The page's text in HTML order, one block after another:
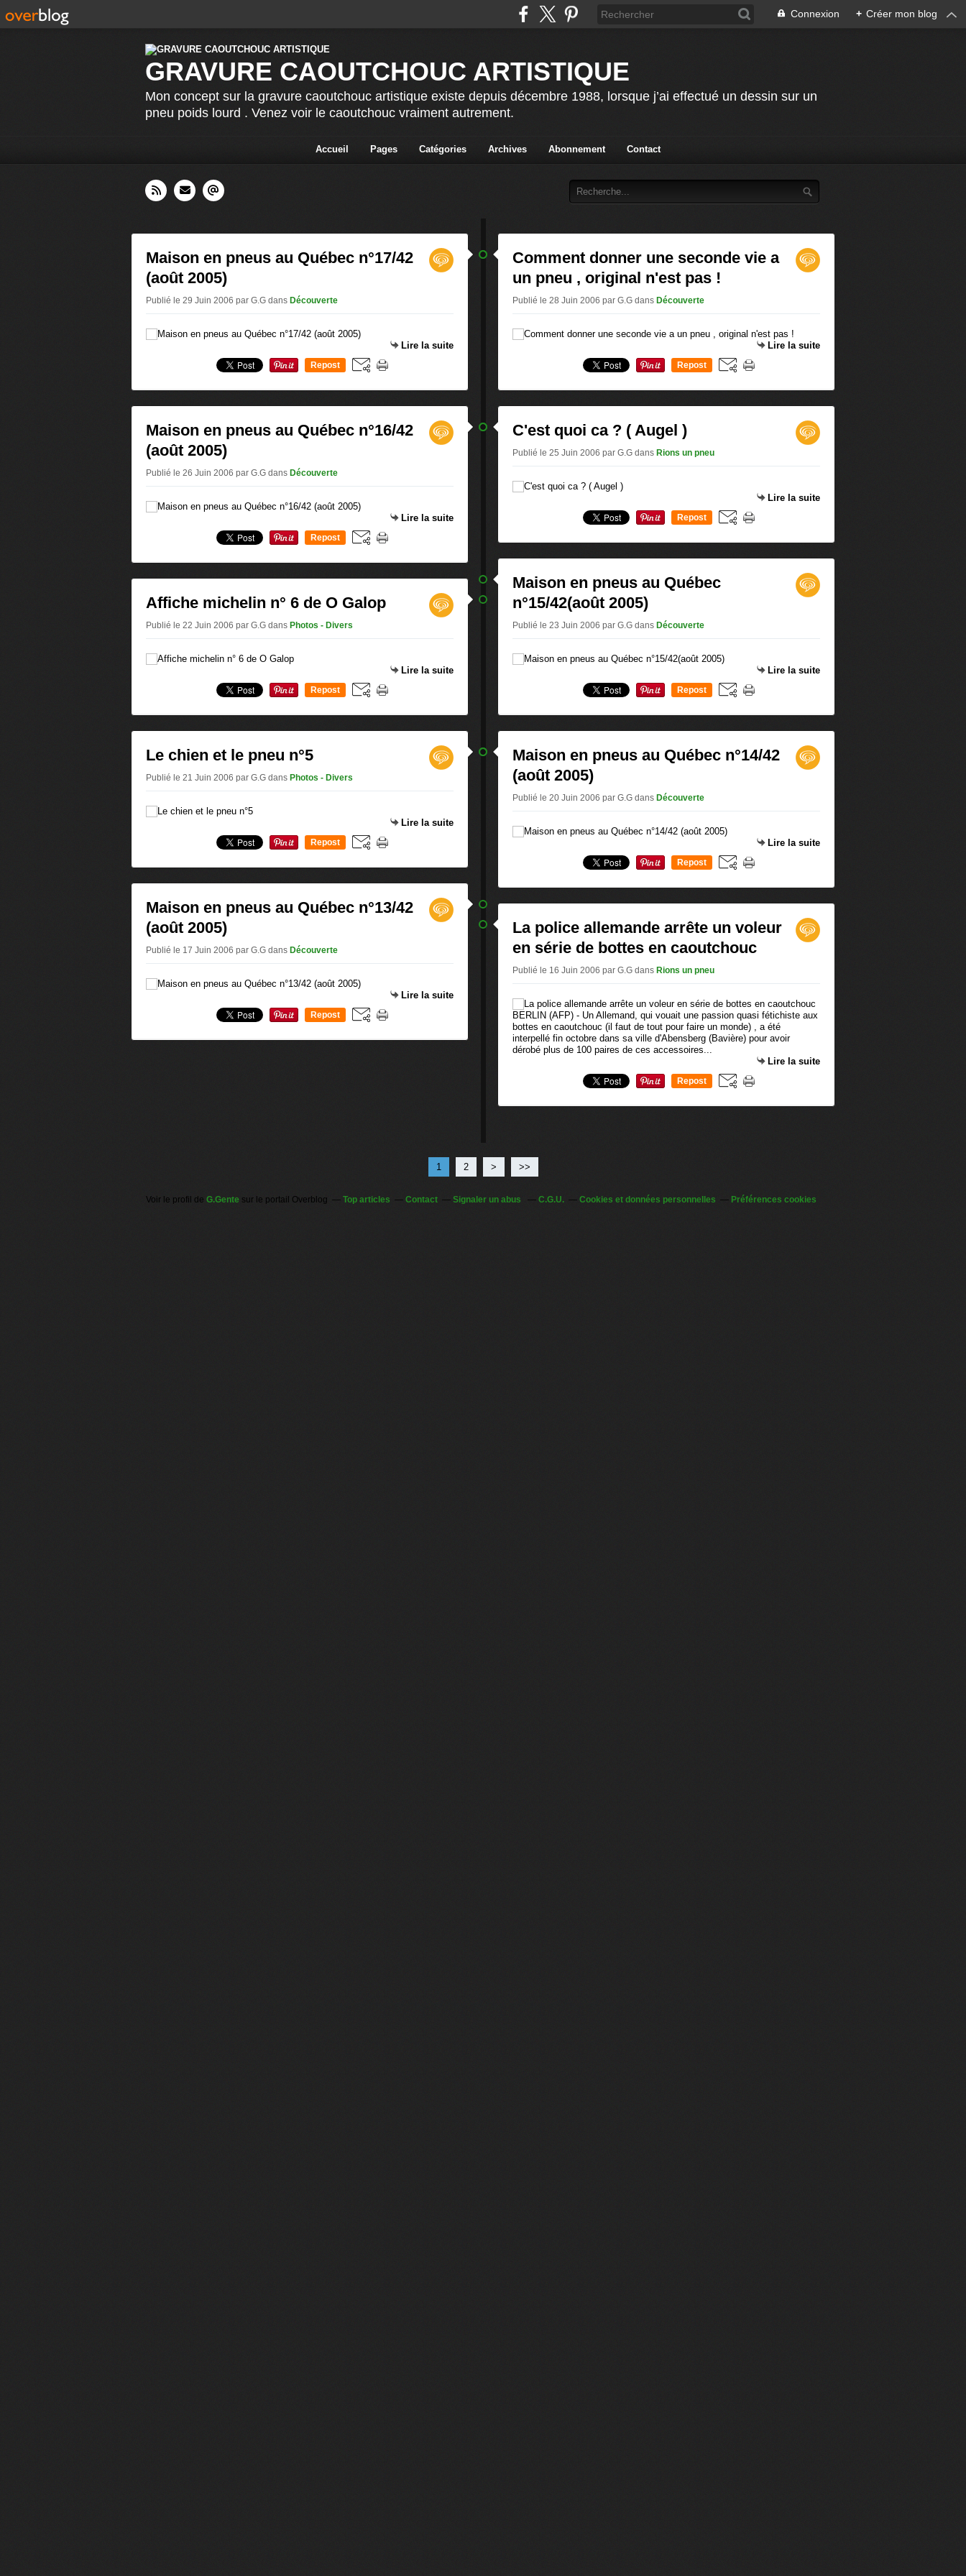
Connexion + Créer mon blog
GRAVURE CAOUTCHOUC ARTISTIQUE
Mon concept sur la gravure caoutchouc artistique existe depuis décembre 1988, lorsque j’ai effectué un dessin sur un
pneu poids lourd . Venez voir le caoutchouc vraiment autrement.
Accueil Pages Catégories Archives Abonnement Contact
Maison en pneus au Québec n°17/42
(août 2005)
Publié le 29 Juin 2006 par G.G dans Découverte
Lire la suite
Repost
Maison en pneus au Québec n°16/42
(août 2005)
Publié le 26 Juin 2006 par G.G dans Découverte
Lire la suite
Repost
Affiche michelin n° 6 de O Galop
Publié le 22 Juin 2006 par G.G dans Photos - Divers
Lire la suite
Repost
Le chien et le pneu n°5
Publié le 21 Juin 2006 par G.G dans Photos - Divers
Lire la suite
Repost
Maison en pneus au Québec n°13/42
(août 2005)
Publié le 17 Juin 2006 par G.G dans Découverte
Lire la suite
Repost
Comment donner une seconde vie a
un pneu , original n'est pas !
Publié le 28 Juin 2006 par G.G dans Découverte
Lire la suite
Repost
C'est quoi ca ? ( Augel )
Publié le 25 Juin 2006 par G.G dans Rions un pneu
Lire la suite
Repost
Maison en pneus au Québec
n°15/42(août 2005)
Publié le 23 Juin 2006 par G.G dans Découverte
Lire la suite
Repost
Maison en pneus au Québec n°14/42
(août 2005)
Publié le 20 Juin 2006 par G.G dans Découverte
Lire la suite
Repost
La police allemande arrête un voleur
en série de bottes en caoutchouc
Publié le 16 Juin 2006 par G.G dans Rions un pneu
BERLIN (AFP) - Un Allemand, qui vouait une passion quasi fétichiste aux
bottes en caoutchouc (il faut de tout pour faire un monde) , a été
interpellé fin octobre dans sa ville d'Abensberg (Bavière) pour avoir
dérobé plus de 100 paires de ces accessoires...
Lire la suite
Repost
1 2 > >>
Voir le profil de G.Gentesur le portail Overblog Top articles Contact Signaler un abus C.G.U. Cookies et données personnelles Préférences cookies